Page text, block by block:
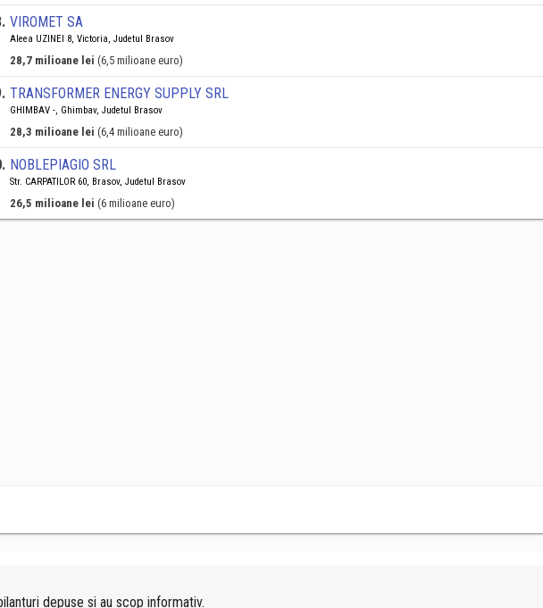
. VIROMET SA
Aleea UZINEI 8, Victoria, Judetul Brasov
28,7 milioane lei (6,5 milioane euro)
. TRANSFORMER ENERGY SUPPLY SRL
GHIMBAV -, Ghimbav, Judetul Brasov
28,3 milioane lei (6,4 milioane euro)
. NOBLEPIAGIO SRL
Str. CARPATILOR 60, Brasov, Judetul Brasov
26,5 milioane lei (6 milioane euro)
depuse si au scop informativ.